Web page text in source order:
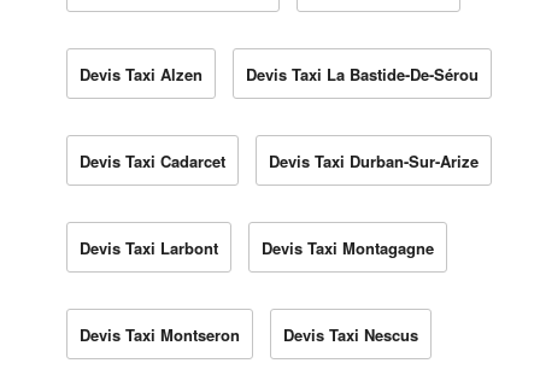
Devis Taxi Alzen Devis Taxi La Bastide-De-Sérou
Devis Taxi Cadarcet Devis Taxi Durban-Sur-Arize
Devis Taxi Larbont Devis Taxi Montagagne
Devis Taxi Montseron Devis Taxi Nescus